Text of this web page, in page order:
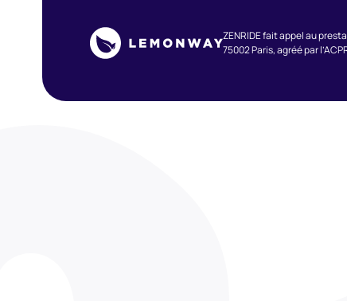
ZENRIDE fait appel au
75002 Paris, agréé par